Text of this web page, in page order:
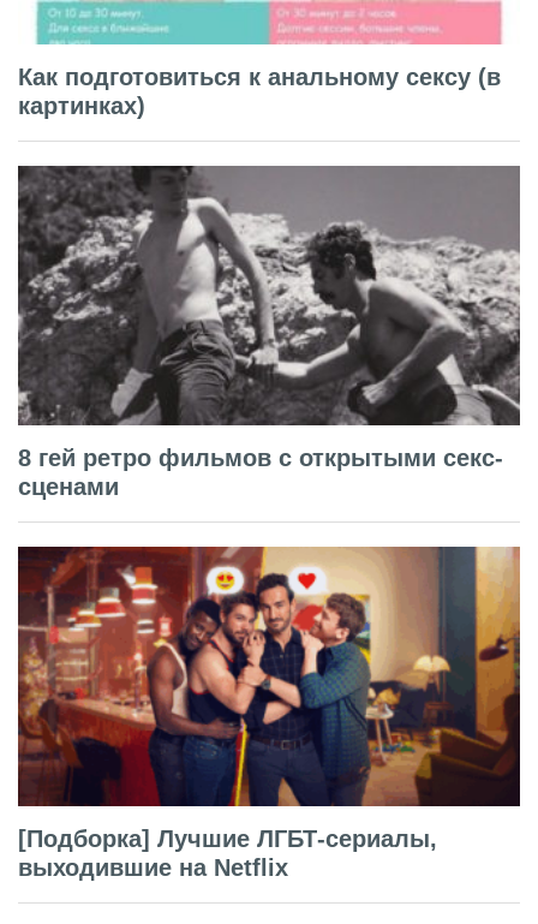
Как подготовиться к анальному сексу (в
картинках)
8 гей ретро фильмов с открытыми секс-
сценами
[Подборка] Лучшие ЛГБТ-сериалы,
выходившие на Netflix